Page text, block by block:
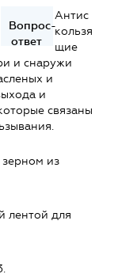
Вопрос-
ответ
Антис
кользя
щие
и снаружи
и
и
связаны
из
лентой для